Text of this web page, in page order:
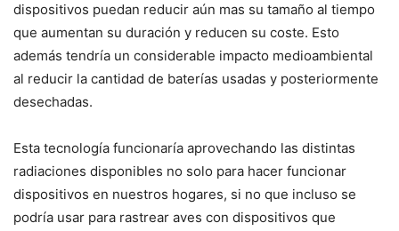
dispositivos puedan reducir aún mas su tamaño al tiempo
que aumentan su duración y reducen su coste. Esto
además tendría un considerable impacto medioambiental
al reducir la cantidad de baterías usadas y posteriormente
desechadas.
Esta tecnología funcionaría aprovechando las distintas
radiaciones disponibles no solo para hacer funcionar
dispositivos en nuestros hogares, si no que incluso se
podría usar para rastrear aves con dispositivos que